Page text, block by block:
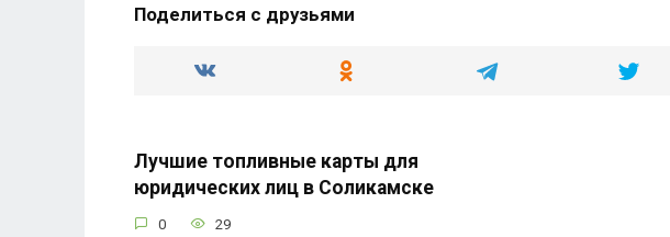
Поделиться с друзьями
Лучшие топливные карты для
юридических лиц в Соликамске
0 29